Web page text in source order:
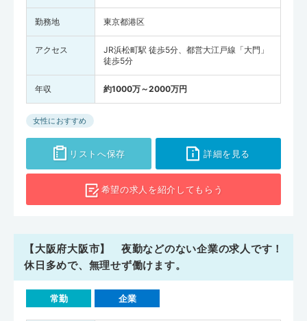
勤務地 東京都港区
アクセス
JR浜松町駅 徒歩5分、都営大江戸線「大門」
徒歩5分
年収 約1000万～2000万円
女性におすすめ
リストへ保存 詳細を見る
希望の求人を紹介してもらう
【大阪府大阪市】 夜勤などのない企業の求人です！
休日多めで、無理せず働けます。
常勤 企業